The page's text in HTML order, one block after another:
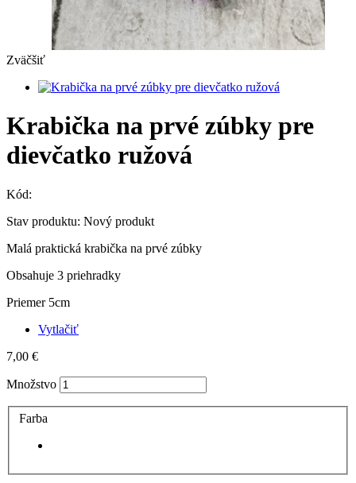
Zväčšiť
Krabička na prvé zúbky pre
dievčatko ružová
Kód:
Stav produktu: Nový produkt
Malá praktická krabička na prvé zúbky
Obsahuje 3 priehradky
Priemer 5cm
Vytlačiť
7,00 €
Množstvo
Farba